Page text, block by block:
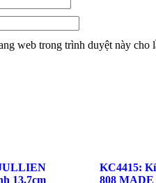
web trong trình duyệt này cho
13,7cm
KC4415:
808 MADE